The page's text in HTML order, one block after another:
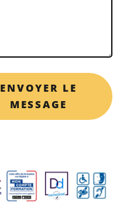
ENVOYER LE
MESSAGE